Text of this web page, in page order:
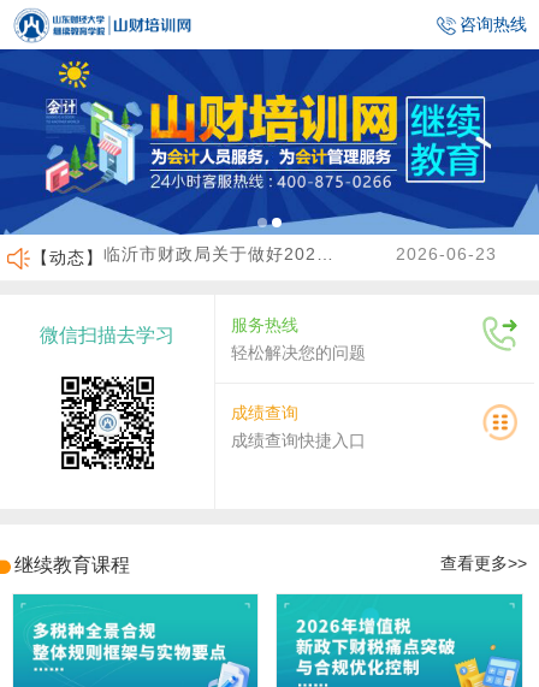
咨询热线
【动态】 临沂市财政局关于做好2026年度会计人员继续教育有关工作的通知 2026-06-23
关于做好2026年度龙口市会计人员继续教育工作的通知 2026-07-30
济宁市财政局关于做好高端会计人才（企业类）培养班选拔工作的通知 2026-06-30
微信扫描去学习
服务热线
轻松解决您的问题
成绩查询
成绩查询快捷入口
继续教育课程 查看更多>>